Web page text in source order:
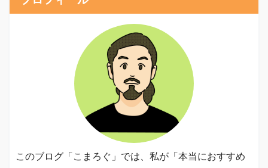
このブログ「こまろぐ」では、私が「本当におすすめ